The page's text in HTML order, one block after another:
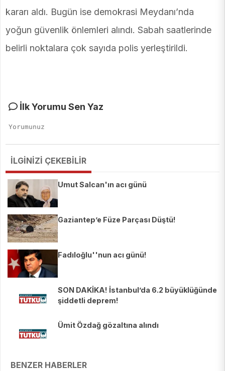
kararı aldı. Bugün ise demokrasi Meydanı’nda
yoğun güvenlik önlemleri alındı. Sabah saatlerinde
belirli noktalara çok sayıda polis yerleştirildi.
İlk Yorumu Sen Yaz
İLGİNİZİ ÇEKEBİLİR
Umut Salcan'ın acı günü
Gaziantep’e Füze Parçası Düştü!
Fadıloğlu''nun acı günü!
SON DAKİKA! İstanbul’da 6.2 büyüklüğünde
şiddetli deprem!
Ümit Özdağ gözaltına alındı
BENZER HABERLER